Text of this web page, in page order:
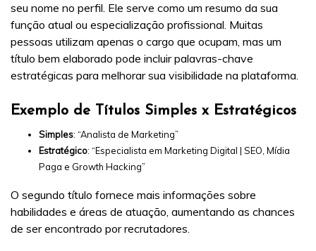
seu nome no perfil. Ele serve como um resumo da sua
função atual ou especialização profissional. Muitas
pessoas utilizam apenas o cargo que ocupam, mas um
título bem elaborado pode incluir palavras-chave
estratégicas para melhorar sua visibilidade na plataforma.
Exemplo de Títulos Simples x Estratégicos
Simples: “Analista de Marketing”
Estratégico: “Especialista em Marketing Digital | SEO, Mídia
Paga e Growth Hacking”
O segundo título fornece mais informações sobre
habilidades e áreas de atuação, aumentando as chances
de ser encontrado por recrutadores.